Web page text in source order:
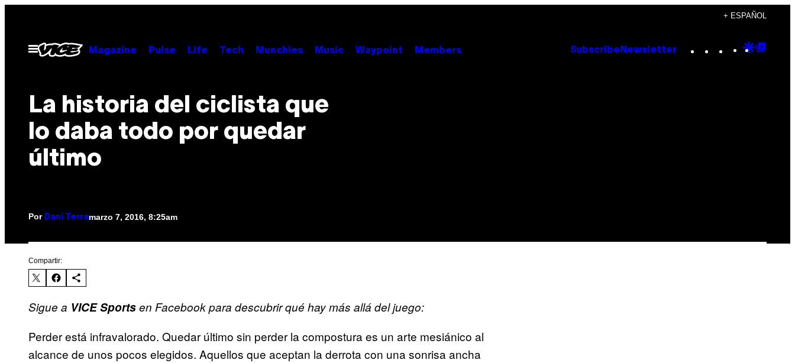
contenido
+ ESPAÑOL
Abrir
Menú
Magazine Pulse Life Tech Munchies Music Waypoint Members Subscribe Newsletter Instagram
TikTok
YouTube
Google
La historia del ciclista que
lo daba todo por quedar
último
Por Dani Terramarzo 7, 2016, 8:25am
Compartir:
Sigue a VICE Sportsen Facebook para descubrir qué hay más allá del juego:
Perder está infravalorado. Quedar último sin perder la compostura es un arte mesiánico al
alcance de unos pocos elegidos. Aquellos que aceptan la derrota con una sonrisa ancha